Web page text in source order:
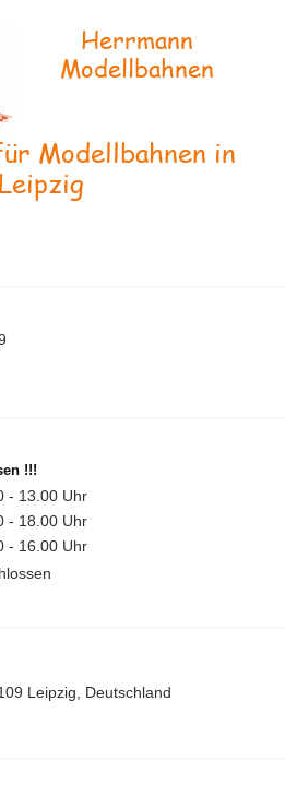
Herrmann
Modellbahnen
Modellbahnen in
Leipzig
!!!
- 13.00 Uhr
- 18.00 Uhr
- 16.00 Uhr
Leipzig, Deutschland